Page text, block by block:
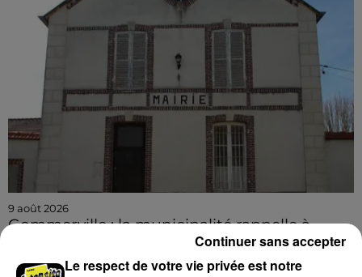
9 août 2026
Gommerville : la municipalité rappelle à
Le respect de votre vie privée est notre
Continuer sans accepter